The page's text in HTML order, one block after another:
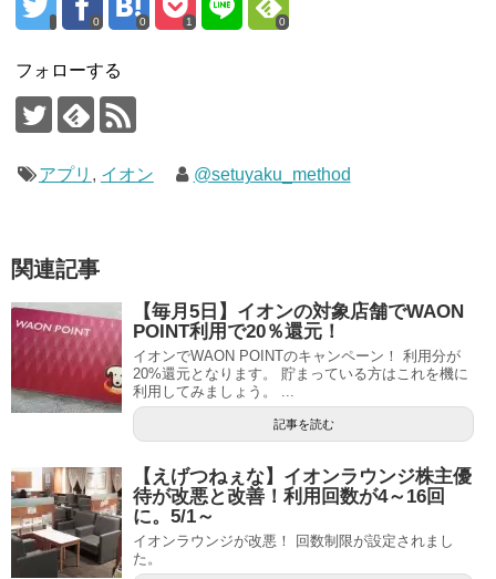
0 0 1 0
フォローする
アプリ , イオン @setuyaku_method
関連記事
【毎月5日】イオンの対象店舗でWAON
POINT利用で20％還元！
イオンでWAON POINTのキャンペーン！ 利用分が
20%還元となります。 貯まっている方はこれを機に
利用してみましょう。 ...
記事を読む
【えげつねぇな】イオンラウンジ株主優
待が改悪と改善！利用回数が4～16回
に。5/1～
イオンラウンジが改悪！ 回数制限が設定されまし
た。